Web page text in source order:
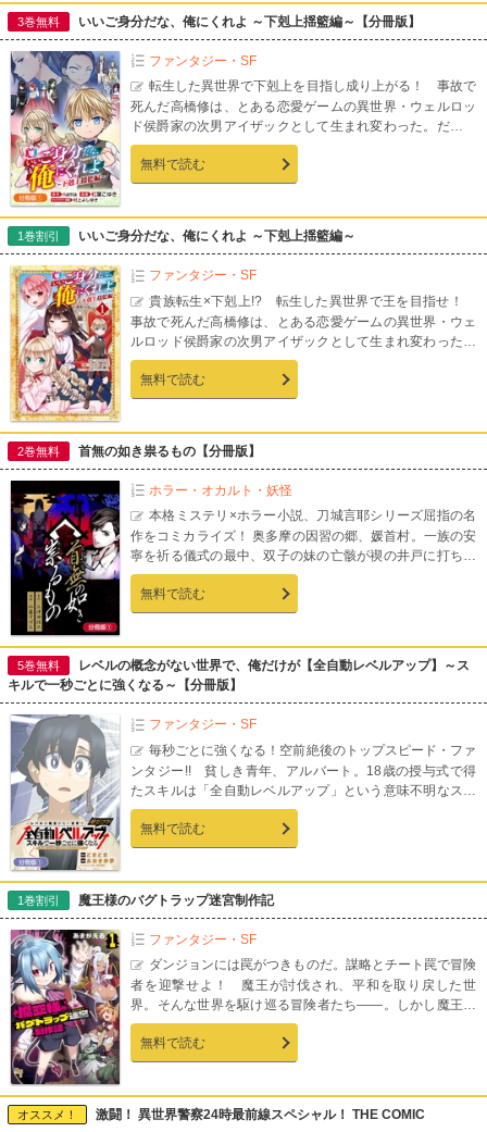
起こる、魔物肉解体お仕事ファンタジー!!【第1話収録】
3巻無料 いいご身分だな、俺にくれよ ～下剋上揺籃編～【分冊版】
ファンタジー・SF
転生した異世界で下剋上を目指し成り上がる！ 事故で
死んだ高橋修は、とある恋愛ゲームの異世界・ウェルロッ
ド侯爵家の次男アイザックとして生まれ変わった。だが、
義兄からはいじめられ、初恋の相手には既に婚約者がいて
――…と異世界でも難しい環境下にいることを自覚し、あ
る決意をする。「いいご身分だな、俺にくれよ！」 義兄を
無料で読む
1巻割引 いいご身分だな、俺にくれよ ～下剋上揺籃編～
ファンタジー・SF
貴族転生×下剋上!? 転生した異世界で王を目指せ！
事故で死んだ高橋修は、とある恋愛ゲームの異世界・ウェ
ルロッド侯爵家の次男アイザックとして生まれ変わった。
だが、義兄からはいじめられ、初恋の相手には既に婚約者
がいて――…と異世界でも難しい環境下にいることを自覚
し、ある決意をする。「いいご身分だな、俺にくれよ！」
になったアイザックの下剋上を描く異世界ファンタジー、
激動の第1巻！【連載時のカラーページを完全収録！】
無料で読む
2巻無料 首無の如き祟るもの【分冊版】
ホラー・オカルト・妖怪
本格ミステリ×ホラー小説、刀城言耶シリーズ屈指の名
作をコミカライズ！ 奥多摩の因習の郷、媛首村。一族の安
寧を祈る儀式の最中、双子の妹の亡骸が禊の井戸に打ち捨
てられているのが発見される。しかし、それは村を恐怖に
陥れる連続首無し殺人のほんの序章に過ぎなかった
――…。【第1話前編収録】
無料で読む
5巻無料
レベルの概念がない世界で、俺だけが【全自動レベルアップ】～ス
キルで一秒ごとに強くなる～【分冊版】
ファンタジー・SF
毎秒ごとに強くなる！空前絶後のトップスピード・ファ
ンタジー!! 貧しき青年、アルバート。18歳の授与式で得
たスキルは「全自動レベルアップ」という意味不明なスキ
ル。だが実はこのスキル、瞬間ごとに際限なく強くなり続
けるというとんでもないもので…!? 一歩踏み出す勇気と脅
威のスキルで凶悪な敵へと立ち向かえ！前代未聞のトップ
無料で読む
1巻割引 魔王様のバグトラップ迷宮制作記
ファンタジー・SF
ダンジョンには罠がつきものだ。謀略とチート罠で冒険
者を迎撃せよ！ 魔王が討伐され、平和を取り戻した世
界。そんな世界を駆け巡る冒険者たち――。しかし魔王は
滅びていなかった！ 魔法やスキルとも異なる謎の力「バ
グ」を手に入れた魔王は、数少ない腹心と共にダンジョン
の最奥に潜み、復讐の牙を研ぐ！ 常識外れの「バグ」の力
ョタ魔王と側近たちのトラップ＆リベンジストーリー！
無料で読む
オススメ！ 激闘！ 異世界警察24時最前線スペシャル！ THE COMIC